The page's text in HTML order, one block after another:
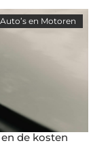
Auto’s en Motoren
de kosten